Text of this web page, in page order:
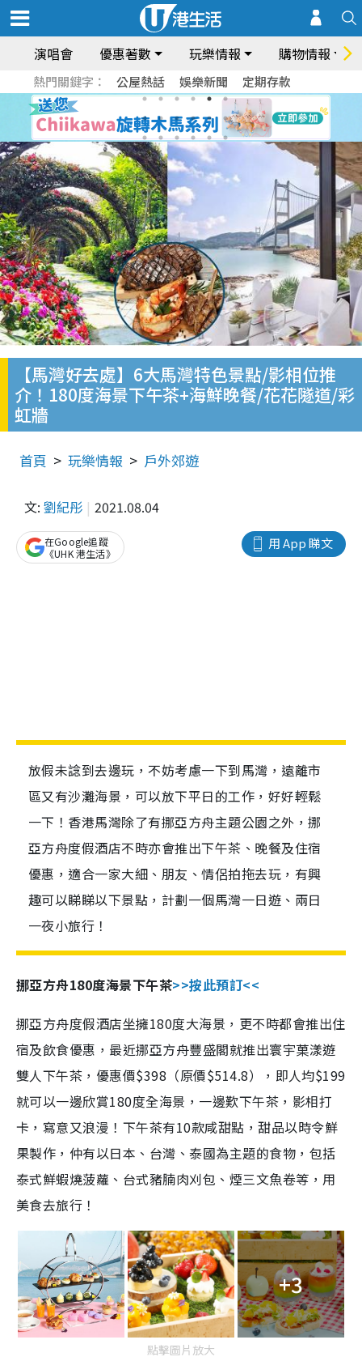
演唱會 優惠著數 玩樂情報 購物情報
熱門關鍵字： 公屋熱話 娛樂新聞 定期存款
【馬灣好去處】6大馬灣特色景點/影相位推
介！180度海景下午茶+海鮮晚餐/花花隧道/彩
虹牆
首頁 玩樂情報 戶外郊遊
文: 劉紀彤 2021.08.04
用 App 睇文
在Google追蹤
《UHK 港生活》
放假未諗到去邊玩，不妨考慮一下到馬灣，遠離市
區又有沙灘海景，可以放下平日的工作，好好輕鬆
一下！香港馬灣除了有挪亞方舟主題公園之外，挪
亞方舟度假酒店不時亦會推出下午茶、晚餐及住宿
優惠，適合一家大細、朋友、情侶拍拖去玩，有興
趣可以睇睇以下景點，計劃一個馬灣一日遊、兩日
一夜小旅行！
挪亞方舟180度海景下午茶>>按此預訂<<
挪亞方舟度假酒店坐擁180度大海景，更不時都會推出住
宿及飲食優惠，最近挪亞方舟豐盛閣就推出寰宇菓漾遊
雙人下午茶，優惠價$398（原價$514.8），即人均$199
就可以一邊欣賞180度全海景，一邊歎下午茶，影相打
卡，寫意又浪漫！下午茶有10款咸甜點，甜品以時令鮮
果製作，仲有以日本、台灣、泰國為主題的食物，包括
泰式鮮蝦燒菠蘿、台式豬腩肉刈包、煙三文魚卷等，用
美食去旅行！
+3
點擊圖片放大